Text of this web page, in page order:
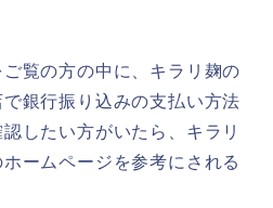
覧の方の中に、キラリ麹の
銀行振り込みの支払い方法
したい方がいたら、キラリ
ームページを参考にされる